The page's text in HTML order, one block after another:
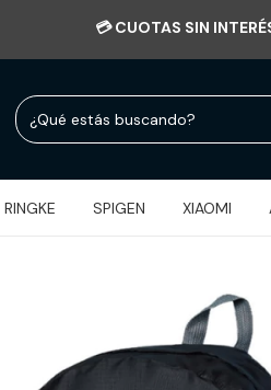
HASTA 30%
RINGKE SPIGEN XIAOMI